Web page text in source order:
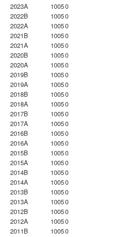
2023Α
10050
2022B
10050
2022A
10050
2021B
10050
2021A
10050
2020B
10050
2020A
10050
2019B
10050
2019A
10050
2018B
10050
2018A
10050
2017B
10050
2017A
10050
2016B
10050
2016A
10050
2015B
10050
2015A
10050
2014B
10050
2014A
10050
2013B
10050
2013A
10050
2012B
10050
2012A
10050
2011B
10050